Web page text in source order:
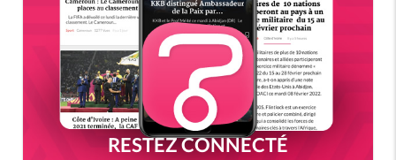
RESTEZ CONNECTÉ